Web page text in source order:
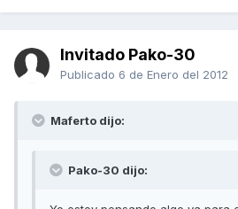
Invitado Pako-30
Publicado 6 de Enero del 2012
Maferto dijo:
Pako-30 dijo: